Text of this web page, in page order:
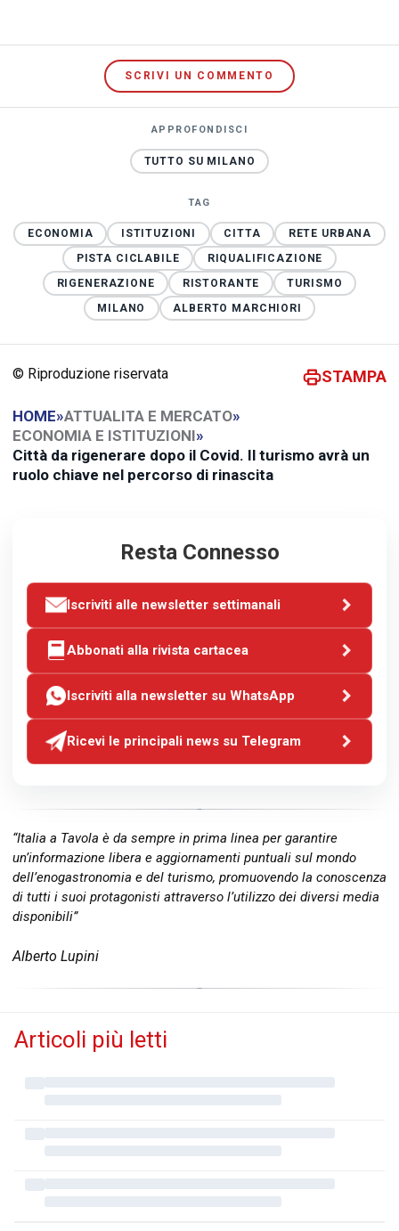
SCRIVI UN COMMENTO
APPROFONDISCI
TUTTO SU MILANO
TAG
ECONOMIA ISTITUZIONI CITTA
RETE URBANA
PISTA CICLABILE
RIQUALIFICAZIONE
RIGENERAZIONE
RISTORANTE
TURISMO
MILANO
ALBERTO MARCHIORI
© Riproduzione riservata STAMPA
HOME»ATTUALITA E MERCATO»
ECONOMIA E ISTITUZIONI»
Città da rigenerare dopo il Covid. Il turismo avrà un
ruolo chiave nel percorso di rinascita
Resta Connesso
Iscriviti alle newsletter settimanali
Abbonati alla rivista cartacea
Iscriviti alla newsletter su WhatsApp
Ricevi le principali news su Telegram
“Italia a Tavola è da sempre in prima linea per garantire
un’informazione libera e aggiornamenti puntuali sul mondo
dell’enogastronomia e del turismo, promuovendo la conoscenza
di tutti i suoi protagonisti attraverso l’utilizzo dei diversi media
disponibili”
Alberto Lupini
Articoli più letti